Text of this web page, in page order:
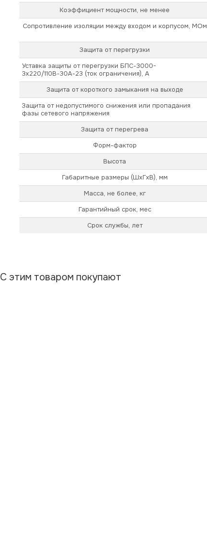
Коэффициент мощности, не менее
Сопротивление изоляции между входом и корпусом, МОм
Защита от перегрузки
Уставка защиты от перегрузки БПС-3000-
3х220/110В-30А-23 (ток ограничения), А
Защита от короткого замыкания на выходе
Защита от недопустимого снижения или пропадания
фазы сетевого напряжения
Защита от перегрева
Форм-фактор
Высота
Габаритные размеры (ШхГхВ), мм
Масса, не более, кг
Гарантийный срок, мес
Срок службы, лет
С этим товаром покупают